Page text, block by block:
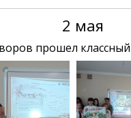
2 мая
прошел